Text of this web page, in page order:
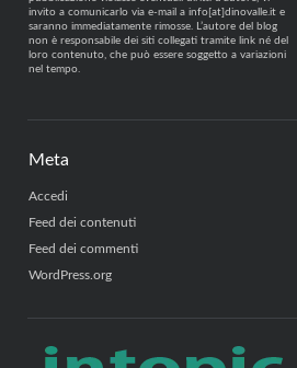
invito a comunicarlo via e-mail a info[at]dinovalle.it e
saranno immediatamente rimosse. L’autore del blog
non è responsabile dei siti collegati tramite link né del
loro contenuto, che può essere soggetto a variazioni
nel tempo.
Meta
Accedi
Feed dei contenuti
Feed dei commenti
WordPress.org